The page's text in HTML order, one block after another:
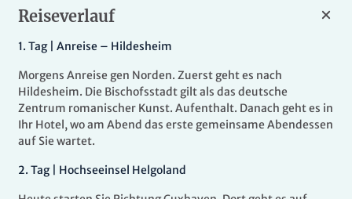
Reiseverlauf
1. Tag | Anreise – Hildesheim
Morgens Anreise gen Norden. Zuerst geht es nach
Hildesheim. Die Bischofsstadt gilt als das deutsche
Zentrum romanischer Kunst. Aufenthalt. Danach geht es in
Ihr Hotel, wo am Abend das erste gemeinsame Abendessen
auf Sie wartet.
2. Tag | Hochseeinsel Helgoland